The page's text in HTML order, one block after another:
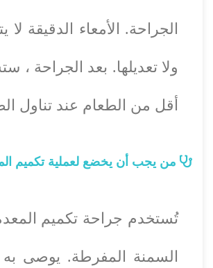
الجراحة. الأمعاء الدقيقة لا
ولا تعديلها. بعد الجراحة ،
أقل من الطعام عند تناول
من يجب أن يخضع لعملية تكميم
تُستخدم جراحة تكميم
السمنة المفرطة. يوصى